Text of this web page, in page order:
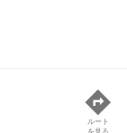
ルート
を見る